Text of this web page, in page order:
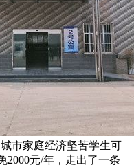
市家庭经济坚苦学生可
2000元/年，走出了一条